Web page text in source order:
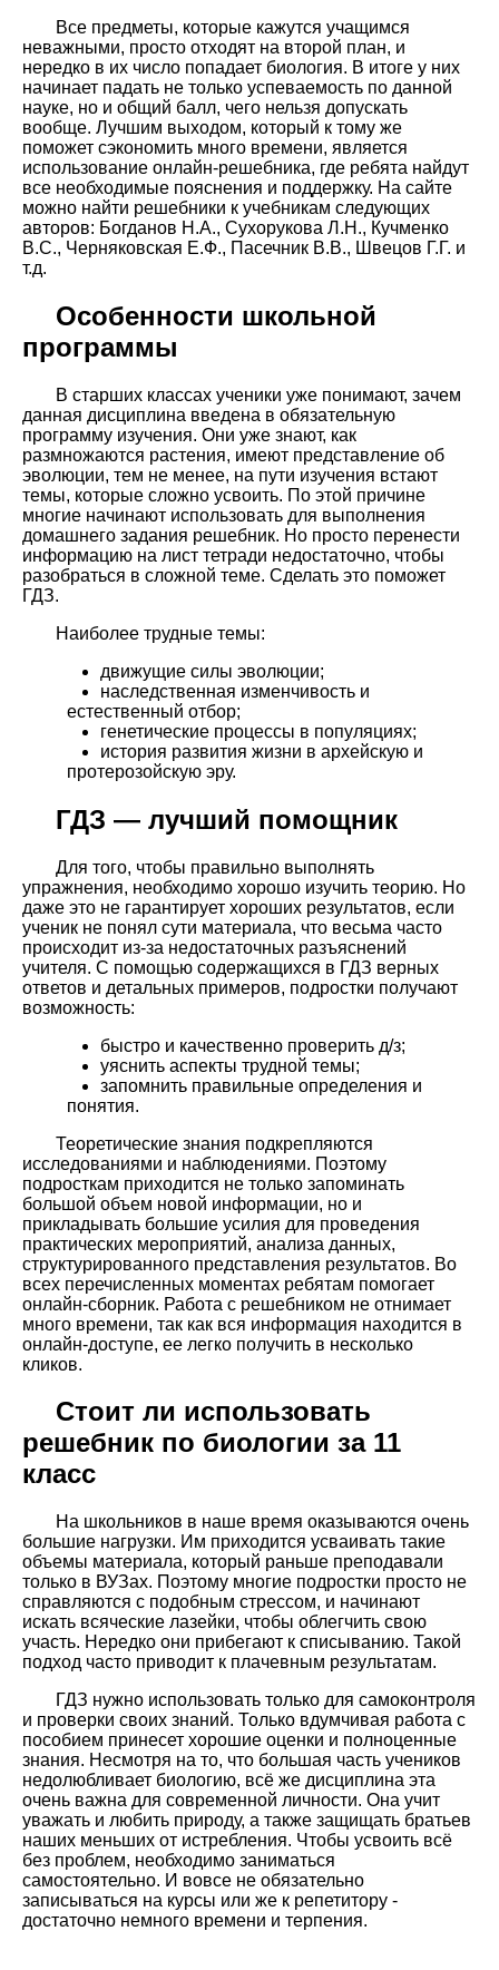
Все предметы, которые кажутся учащимся
неважными, просто отходят на второй план, и
нередко в их число попадает биология. В итоге у них
начинает падать не только успеваемость по данной
науке, но и общий балл, чего нельзя допускать
вообще. Лучшим выходом, который к тому же
поможет сэкономить много времени, является
использование онлайн-решебника, где ребята найдут
все необходимые пояснения и поддержку. На сайте
можно найти решебники к учебникам следующих
авторов: Богданов Н.А., Сухорукова Л.Н., Кучменко
В.С., Черняковская Е.Ф., Пасечник В.В., Швецов Г.Г. и
т.д.
Особенности школьной
программы
В старших классах ученики уже понимают, зачем
данная дисциплина введена в обязательную
программу изучения. Они уже знают, как
размножаются растения, имеют представление об
эволюции, тем не менее, на пути изучения встают
темы, которые сложно усвоить. По этой причине
многие начинают использовать для выполнения
домашнего задания решебник. Но просто перенести
информацию на лист тетради недостаточно, чтобы
разобраться в сложной теме. Сделать это поможет
ГДЗ.
Наиболее трудные темы:
движущие силы эволюции;
наследственная изменчивость и
естественный отбор;
генетические процессы в популяциях;
история развития жизни в архейскую и
протерозойскую эру.
ГДЗ — лучший помощник
Для того, чтобы правильно выполнять
упражнения, необходимо хорошо изучить теорию. Но
даже это не гарантирует хороших результатов, если
ученик не понял сути материала, что весьма часто
происходит из-за недостаточных разъяснений
учителя. С помощью содержащихся в ГДЗ верных
ответов и детальных примеров, подростки получают
возможность:
быстро и качественно проверить д/з;
уяснить аспекты трудной темы;
запомнить правильные определения и
понятия.
Теоретические знания подкрепляются
исследованиями и наблюдениями. Поэтому
подросткам приходится не только запоминать
большой объем новой информации, но и
прикладывать большие усилия для проведения
практических мероприятий, анализа данных,
структурированного представления результатов. Во
всех перечисленных моментах ребятам помогает
онлайн-сборник. Работа с решебником не отнимает
много времени, так как вся информация находится в
онлайн-доступе, ее легко получить в несколько
кликов.
Стоит ли использовать
решебник по биологии за 11
класс
На школьников в наше время оказываются очень
большие нагрузки. Им приходится усваивать такие
объемы материала, который раньше преподавали
только в ВУЗах. Поэтому многие подростки просто не
справляются с подобным стрессом, и начинают
искать всяческие лазейки, чтобы облегчить свою
участь. Нередко они прибегают к списыванию. Такой
подход часто приводит к плачевным результатам.
ГДЗ нужно использовать только для самоконтроля
и проверки своих знаний. Только вдумчивая работа с
пособием принесет хорошие оценки и полноценные
знания. Несмотря на то, что большая часть учеников
недолюбливает биологию, всё же дисциплина эта
очень важна для современной личности. Она учит
уважать и любить природу, а также защищать братьев
наших меньших от истребления. Чтобы усвоить всё
без проблем, необходимо заниматься
самостоятельно. И вовсе не обязательно
записываться на курсы или же к репетитору -
достаточно немного времени и терпения.